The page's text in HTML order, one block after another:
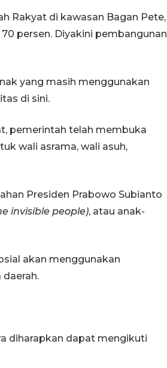
Rakyat di kawasan Bagan Pete,
persen. Diyakini pembangunan
yang masih menggunakan
di sini.
pemerintah telah membuka
wali asrama, wali asuh,
Presiden Prabowo Subianto
invisible people), atau anak-
akan menggunakan
diharapkan dapat mengikuti
2026 10:57